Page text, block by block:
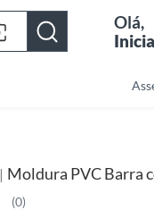
Olá,
| Moldura PVC Barra
(0)